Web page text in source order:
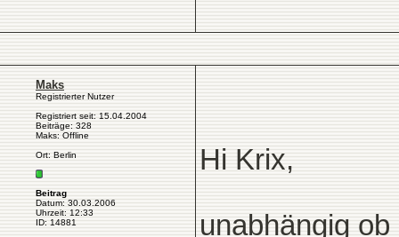
Maks
Registrierter Nutzer
Registriert seit: 15.04.2004
Beiträge: 328
Maks: Offline
Ort: Berlin
Beitrag
Datum: 30.03.2006
Uhrzeit: 12:33
ID: 14881
Hi Krix,
unabhängig